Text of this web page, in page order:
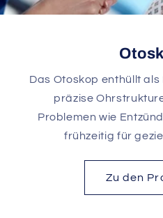
Das Otoskop enthüllt
präzise
Problemen wie
frühzeitig für
Zu den